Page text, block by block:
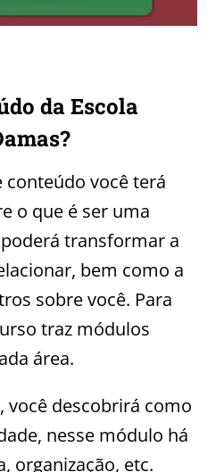
da Escola
conteúdo você terá
o que é ser uma
transformar a
bem como a
sobre você. Para
traz módulos
área.
você descobrirá como
nesse módulo há
organização, etc.